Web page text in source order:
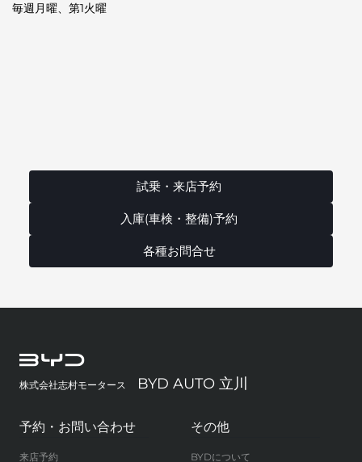
毎週月曜、第1火曜
試乗・来店予約
入庫(車検・整備)予約
各種お問合せ
株式会社志村モータース BYD AUTO 立川
予約・お問い合わせ
来店予約
その他
BYDについて